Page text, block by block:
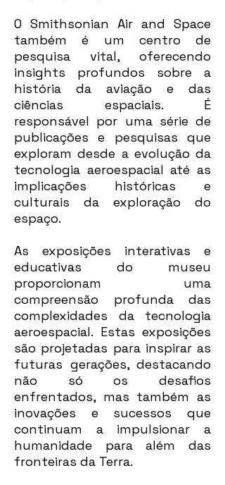
O Smithsonian Air and Space
também é um centro de
pesquisa vital, oferecendo
insights profundos sobre a
história da aviação e das
ciências espaciais. É
responsável por uma série de
publicações e pesquisas que
exploram desde a evolução da
tecnologia aeroespacial até as
implicações históricas e
culturais da exploração do
espaço.
As exposições interativas e
educativas do museu
proporcionam uma
compreensão profunda das
complexidades da tecnologia
aeroespacial. Estas exposições
são projetadas para inspirar as
futuras gerações, destacando
não só os desafios
enfrentados, mas também as
inovações e sucessos que
continuam a impulsionar a
humanidade para além das
fronteiras da Terra.